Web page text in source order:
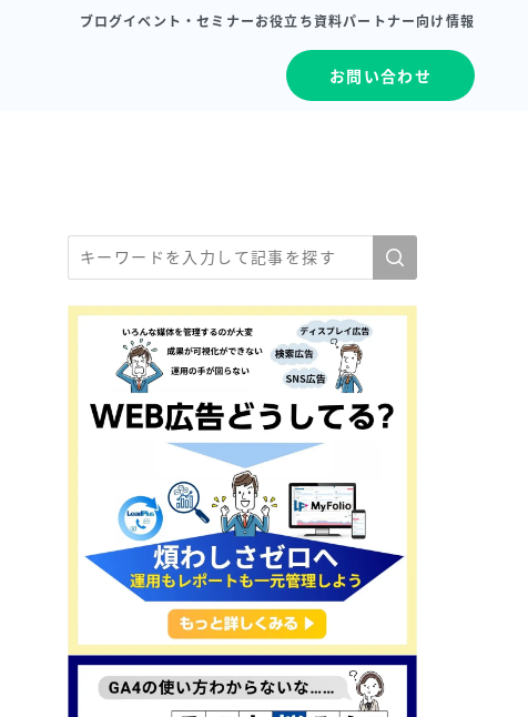
ブログイベント・セミナーお役立ち資料パートナー向け情報
お問い合わせ